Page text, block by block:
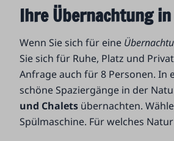
Ihre Übernachtung
Wenn Sie sich für eine
Sie sich für Ruhe, Platz und
Anfrage auch für 8 Personen.
schöne Spaziergänge in der
und Chalets übernachten.
Spülmaschine. Für welches